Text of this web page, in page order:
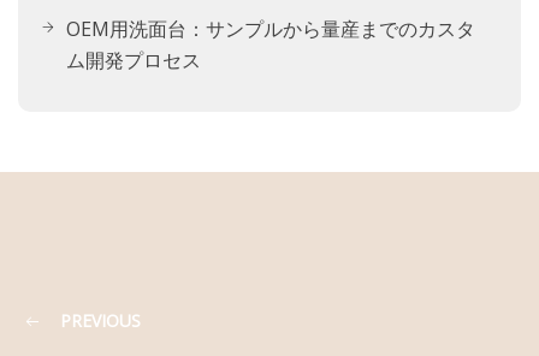
OEM用洗面台：サンプルから量産までのカスタ
ム開発プロセス
PREVIOUS